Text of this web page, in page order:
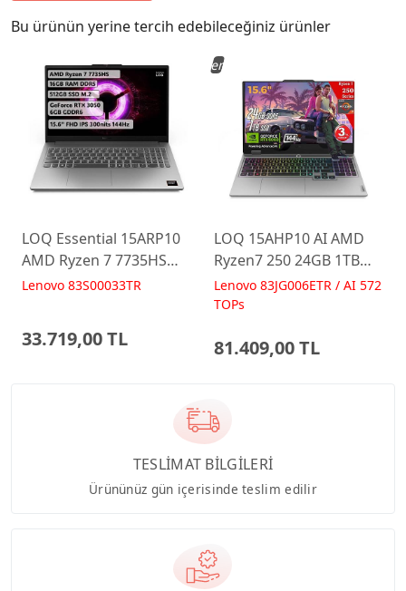
Bu ürünün yerine tercih edebileceğiniz ürünler
LOQ Essential 15ARP10
AMD Ryzen 7 7735HS
16GB 512GB RTX3050
Lenovo 83S00033TR
33.719,00 TL
LOQ 15AHP10 AI AMD
Ryzen7 250 24GB 1TB
RTX5060 15.6 IPS FHD
FreeDos Gaming
Lenovo 83JG006ETR / AI 572
TOPs
81.409,00 TL
Yeni
TESLİMAT BİLGİLERİ
Ürününüz gün içerisinde teslim edilir